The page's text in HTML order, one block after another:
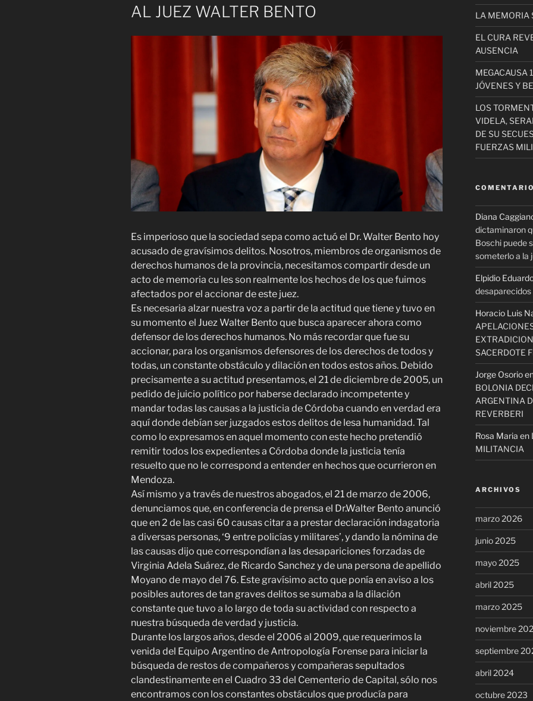
AL JUEZ WALTER BENTO
Es imperioso que la sociedad sepa como actuó el Dr. Walter Bento hoy
acusado de gravísimos delitos. Nosotros, miembros de organismos de
derechos humanos de la provincia, necesitamos compartir desde un
acto de memoria cu les son realmente los hechos de los que fuimos
afectados por el accionar de este juez.
Es necesaria alzar nuestra voz a partir de la actitud que tiene y tuvo en
su momento el Juez Walter Bento que busca aparecer ahora como
defensor de los derechos humanos. No más recordar que fue su
accionar, para los organismos defensores de los derechos de todos y
todas, un constante obstáculo y dilación en todos estos años. Debido
precisamente a su actitud presentamos, el 21 de diciembre de 2005, un
pedido de juicio político por haberse declarado incompetente y
mandar todas las causas a la justicia de Córdoba cuando en verdad era
aquí donde debían ser juzgados estos delitos de lesa humanidad. Tal
como lo expresamos en aquel momento con este hecho pretendió
remitir todos los expedientes a Córdoba donde la justicia tenía
resuelto que no le correspond a entender en hechos que ocurrieron en
Mendoza.
Así mismo y a través de nuestros abogados, el 21 de marzo de 2006,
denunciamos que, en conferencia de prensa el Dr.Walter Bento anunció
que en 2 de las casi 60 causas citar a a prestar declaración indagatoria
a diversas personas, ‘9 entre policías y militares’, y dando la nómina de
las causas dijo que correspondían a las desapariciones forzadas de
Virginia Adela Suárez, de Ricardo Sanchez y de una persona de apellido
Moyano de mayo del 76. Este gravísimo acto que ponía en aviso a los
posibles autores de tan graves delitos se sumaba a la dilación
constante que tuvo a lo largo de toda su actividad con respecto a
nuestra búsqueda de verdad y justicia.
Durante los largos años, desde el 2006 al 2009, que requerimos la
venida del Equipo Argentino de Antropología Forense para iniciar la
búsqueda de restos de compañeros y compañeras sepultados
clandestinamente en el Cuadro 33 del Cementerio de Capital, sólo nos
encontramos con los constantes obstáculos que producía para
LA MEMORIA
EL CURA
AUSENCIA
MEGACAUSA
JÓVENES Y
LOS
VIDELA,
DE SU
FUERZAS
Diana
dictaminaron
Boschi puede
someterlo a la
Elpidio
desaparecidos
Horacio Luis
SACERDOTE
Jorge Osorio
BOLONIA
ARGENTINA
REVERBERI
Rosa Maria en
MILITANCIA
ARCHIVOS
marzo 2026
junio 2025
mayo 2025
abril 2025
marzo 2025
noviembre
septiembre
abril 2024
octubre 2023